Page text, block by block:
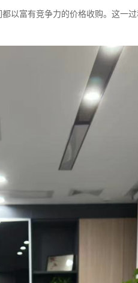
以富有竞争力的价格收购。这一